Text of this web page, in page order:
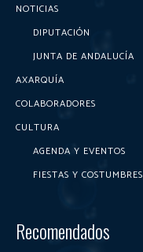
NOTICIAS
DIPUTACIÓN
JUNTA DE ANDALUCÍA
AXARQUÍA
COLABORADORES
CULTURA
AGENDA Y EVENTOS
FIESTAS Y COSTUMBRES
Recomendados